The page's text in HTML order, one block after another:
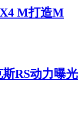
M打造M
斯RS动力曝光